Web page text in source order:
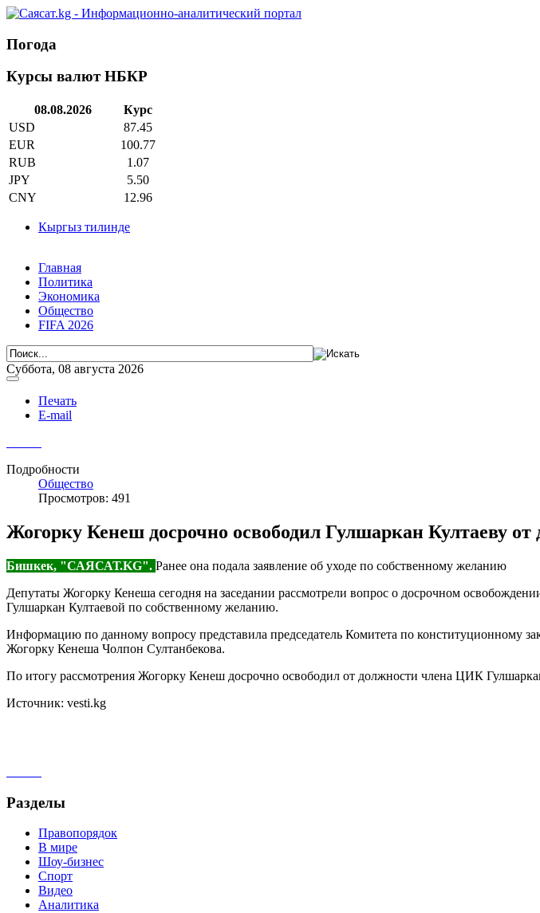
Погода
Курсы валют НБКР
08.08.2026
Курс
USD
87.45
EUR
100.77
RUB
1.07
JPY
5.50
CNY
12.96
Кыргыз тилинде
Главная
Политика
Экономика
Общество
FIFA 2026
Суббота, 08 августа 2026
Печать
E-mail
Подробности
Общество
Просмотров: 491
Жогорку Кенеш досрочно освободил Гулшаркан Култаеву
Бишкек, "САЯСАТ.KG". Ранее она подала заявление об уходе по собственному желанию
Депутаты Жогорку Кенеша сегодня на заседании рассмотрели вопрос о досрочном
Гулшаркан Култаевой по собственному желанию.
Информацию по данному вопросу представила председатель Комитета по конституционному
Жогорку Кенеша Чолпон Султанбекова.
По итогу рассмотрения Жогорку Кенеш досрочно освободил от должности члена ЦИК
Источник: vesti.kg
Разделы
Правопорядок
В мире
Шоу-бизнес
Спорт
Видео
Аналитика